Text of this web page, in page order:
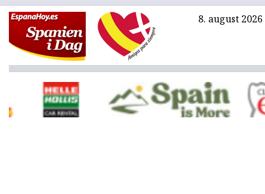
8. august 2026